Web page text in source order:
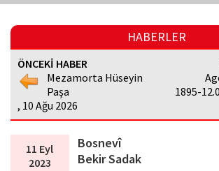
HABERLER
ÖNCEKİ HABER
Mezamorta Hüseyin
Paşa
, 10 Ağu 2026
1895-
11 Eyl
2023
Bosnevî
Bekir Sadak